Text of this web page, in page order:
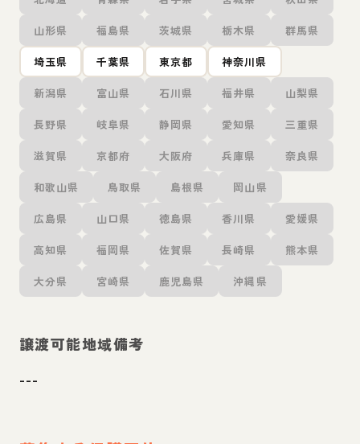
山形県 福島県 茨城県 栃木県 群馬県
埼玉県 千葉県 東京都 神奈川県
新潟県 富山県 石川県 福井県 山梨県
長野県 岐阜県 静岡県 愛知県 三重県
滋賀県 京都府 大阪府 兵庫県 奈良県
和歌山県 鳥取県 島根県 岡山県
広島県 山口県 徳島県 香川県 愛媛県
高知県 福岡県 佐賀県 長崎県 熊本県
大分県 宮崎県 鹿児島県 沖縄県
譲渡可能地域備考
---